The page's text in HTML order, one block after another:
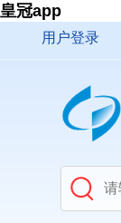
皇冠app
用户登录